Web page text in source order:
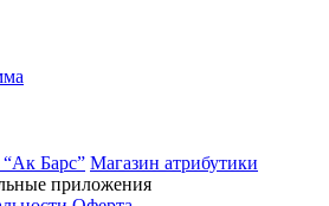
Барс” Магазин атрибутики
приложения